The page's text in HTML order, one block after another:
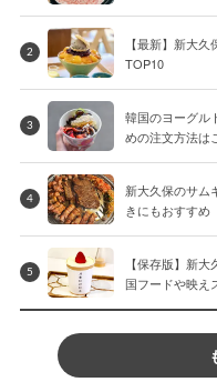
2
【最新】新大
TOP10
3
韓国のヨーグル
めの注文方法は
4
新大久保のサム
きにもおすすめ
5
【保存版】新
国フードや映え